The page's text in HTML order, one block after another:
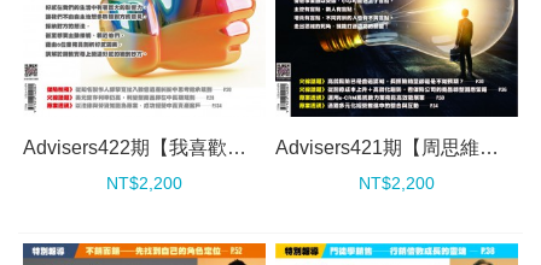
Advisers422期【我喜歡你，就是這麼簡單！】
NT$2,200
Advisers421期【周思維，大格局】
NT$2,200